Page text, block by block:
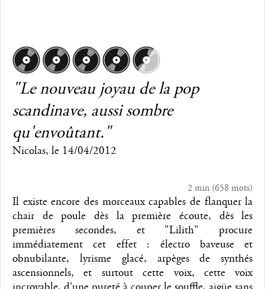
"Le nouveau joyau de la pop
scandinave, aussi sombre
qu'envoûtant."
Nicolas, le 14/04/2012
2 min (658 mots)
Il existe encore des morceaux capables de flanquer la
chair de poule dès la première écoute, dès les
premières secondes, et "Lilith" procure
immédiatement cet effet : électro baveuse et
obnubilante, lyrisme glacé, arpèges de synthés
ascensionnels, et surtout cette voix, cette voix